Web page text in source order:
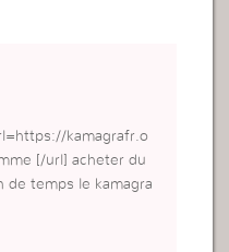
kamagrafr.o
[/url] acheter du
de temps le kamagra